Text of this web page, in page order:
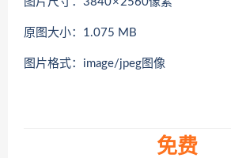
原图大小：1.075 MB
图片格式：image/jpeg图像
免费